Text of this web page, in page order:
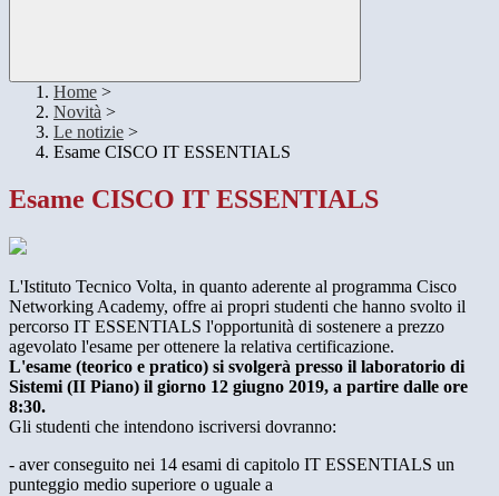
Home >
Novità >
Le notizie >
Esame CISCO IT ESSENTIALS
Esame CISCO IT ESSENTIALS
L'Istituto Tecnico Volta, in quanto aderente al programma Cisco
Networking Academy, offre ai propri studenti che hanno svolto il
percorso IT ESSENTIALS l'opportunità di sostenere a prezzo
agevolato l'esame per ottenere la relativa certificazione.
L'esame (teorico e pratico) si svolgerà presso il laboratorio di
Sistemi (II Piano) il giorno 12 giugno 2019, a partire dalle ore
8:30.
Gli studenti che intendono iscriversi dovranno:
- aver conseguito nei 14 esami di capitolo IT ESSENTIALS un
punteggio medio superiore o uguale a